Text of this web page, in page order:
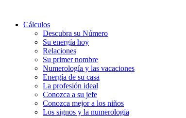
Cálculos
Descubra su Número
Su energía hoy
Relaciones
Su primer nombre
Numerología y las vacaciones
Energía de su casa
La profesión ideal
Conozca a su jefe
Conozca mejor a los niños
Los signos y la numerología